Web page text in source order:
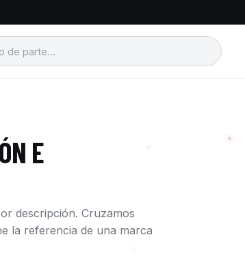
E
descripción. Cruzamos
la referencia de una marca